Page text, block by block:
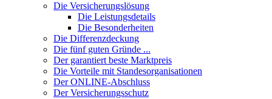
Die Versicherungslösung
Die Leistungsdetails
Die Besonderheiten
Die Differenzdeckung
Die fünf guten Gründe ...
Der garantiert beste Marktpreis
Die Vorteile mit Standesorganisationen
Der ONLINE-Abschluss
Der Versicherungsschutz